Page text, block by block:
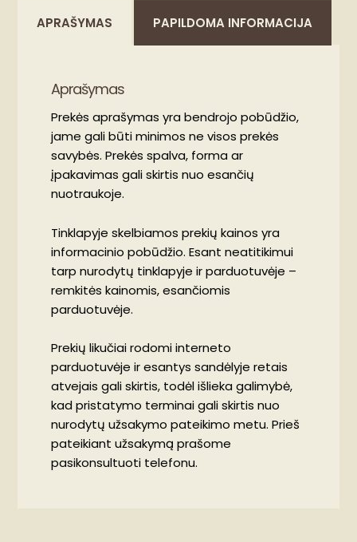
APRAŠYMAS PAPILDOMA INFORMACIJA
Aprašymas
Prekės aprašymas yra bendrojo pobūdžio,
jame gali būti minimos ne visos prekės
savybės. Prekės spalva, forma ar
įpakavimas gali skirtis nuo esančių
nuotraukoje.
Tinklapyje skelbiamos prekių kainos yra
informacinio pobūdžio. Esant neatitikimui
tarp nurodytų tinklapyje ir parduotuvėje –
remkitės kainomis, esančiomis
parduotuvėje.
Prekių likučiai rodomi interneto
parduotuvėje ir esantys sandėlyje retais
atvejais gali skirtis, todėl išlieka galimybė,
kad pristatymo terminai gali skirtis nuo
nurodytų užsakymo pateikimo metu. Prieš
pateikiant užsakymą prašome
pasikonsultuoti telefonu.